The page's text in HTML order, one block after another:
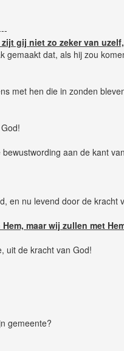
gij niet zo zeker van
dat, als hij zou
met hen die in zonden
aan de kant
en nu levend door de kracht
maar wij zullen met
uit de kracht van God!
gemeente?